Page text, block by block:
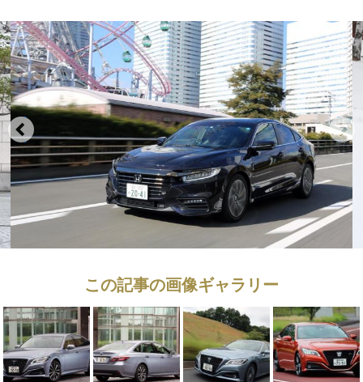
この記事の画像ギャラリー